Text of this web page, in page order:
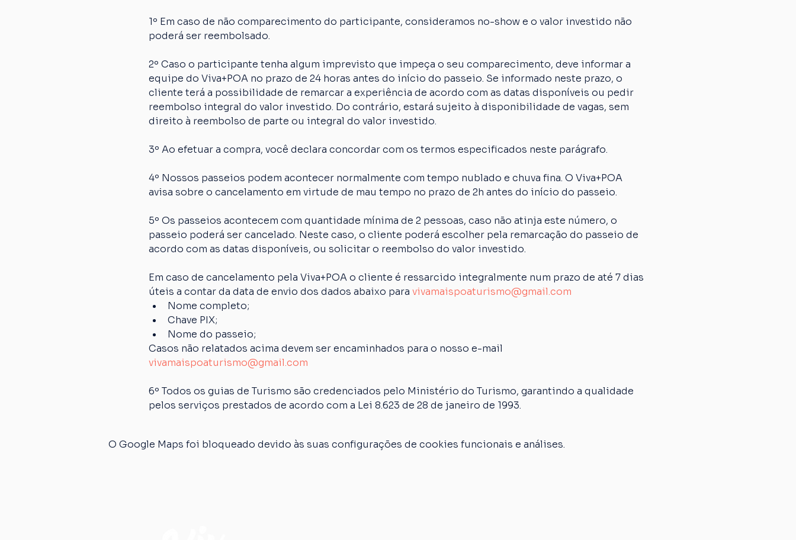
1º Em caso de não comparecimento do participante, consideramos no-show e o valor investido não
poderá ser reembolsado.
2º Caso o participante tenha algum imprevisto que impeça o seu comparecimento, deve informar a
equipe do Viva+POA no prazo de 24 horas antes do início do passeio. Se informado neste prazo, o
cliente terá a possibilidade de remarcar a experiência de acordo com as datas disponíveis ou pedir
reembolso integral do valor investido. Do contrário, estará sujeito à disponibilidade de vagas, sem
direito à reembolso de parte ou integral do valor investido.
3º Ao efetuar a compra, você declara concordar com os termos especificados neste parágrafo.
4º Nossos passeios podem acontecer normalmente com tempo nublado e chuva fina. O Viva+POA
avisa sobre o cancelamento em virtude de mau tempo no prazo de 2h antes do início do passeio.
5º Os passeios acontecem com quantidade mínima de 2 pessoas, caso não atinja este número, o
passeio poderá ser cancelado. Neste caso, o cliente poderá escolher pela remarcação do passeio de
acordo com as datas disponíveis, ou solicitar o reembolso do valor investido.
Em caso de cancelamento pela Viva+POA o cliente é ressarcido integralmente num prazo de até 7 dias
úteis a contar da data de envio dos dados abaixo para vivamaispoaturismo@gmail.com
Nome completo;
Chave PIX;
Nome do passeio;
Casos não relatados acima devem ser encaminhados para o nosso e-mail
vivamaispoaturismo@gmail.com
6º Todos os guias de Turismo são credenciados pelo Ministério do Turismo, garantindo a qualidade
pelos serviços prestados de acordo com a Lei 8.623 de 28 de janeiro de 1993.
O Google Maps foi bloqueado devido às suas configurações de cookies funcionais e análises.